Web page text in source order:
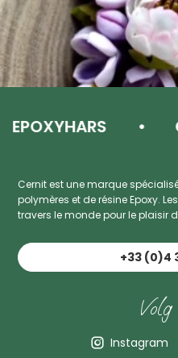
Cernit est une marque
polymères et de résine Epoxy.
travers le monde pour le plaisir
+33 (0)4
Volg
Instagram